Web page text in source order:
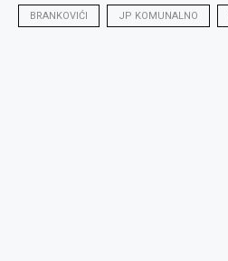
BRANKOVIĆI JP KOMUNALNO